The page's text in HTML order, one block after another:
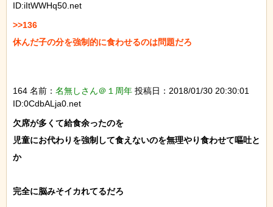
ID:iItWWHq50.net
>>136
休んだ子の分を強制的に食わせるのは問題だろ
164 名前： 名無しさん＠１周年 投稿日：2018/01/30 20:30:01
ID:0CdbALja0.net
欠席が多くて給食余ったのを
児童にお代わりを強制して食えないのを無理やり食わせて嘔吐と
か
完全に脳みそイカれてるだろ